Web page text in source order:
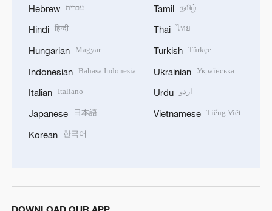
Hebrew עברית
Hindi हिन्दी
Hungarian Magyar
Indonesian Bahasa Indonesia
Italian Italiano
Japanese 日本語
Korean 한국어
Tamil தமிழ்
Thai ไทย
Turkish Türkçe
Ukrainian Українська
Urdu اردو
Vietnamese Tiếng Việt